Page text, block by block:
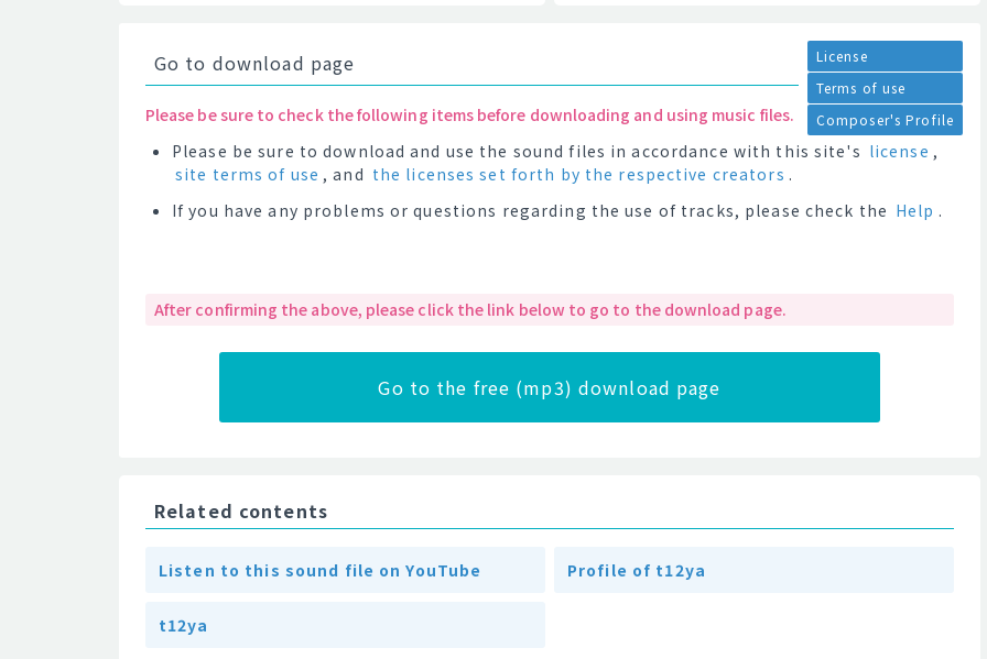
Go to download page
License
Terms of use
Composer's Profile
Please be sure to check the following items before downloading and using music files.
Please be sure to download and use the sound files in accordance with this site's license ,
site terms of use , and the licenses set forth by the respective creators .
If you have any problems or questions regarding the use of tracks, please check the Help .
After confirming the above, please click the link below to go to the download page.
Go to the free (mp3) download page
Related contents
Listen to this sound file on YouTube Profile of t12ya
t12ya